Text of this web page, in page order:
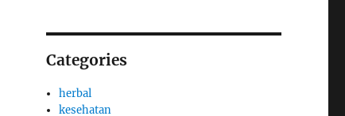
Categories
herbal
kesehatan